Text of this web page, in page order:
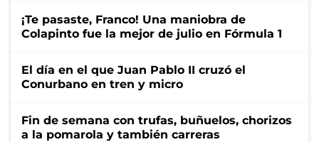
¡Te pasaste, Franco! Una maniobra de
Colapinto fue la mejor de julio en Fórmula 1
El día en el que Juan Pablo II cruzó el
Conurbano en tren y micro
Fin de semana con trufas, buñuelos, chorizos
a la pomarola y también carreras